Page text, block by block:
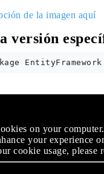
versión
on your computer.
your experience
cookie usage, please